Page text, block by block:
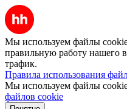
Мы используем файлы
правильную работу нашего
трафик.
Правила использования
Мы используем файлы
файлов cookie